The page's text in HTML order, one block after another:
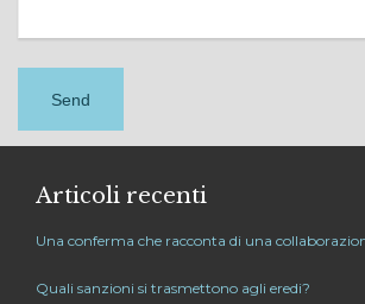
Articoli recenti
Una conferma che racconta di una
Quali sanzioni si trasmettono agli eredi?